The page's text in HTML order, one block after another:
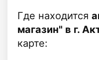
Где находится
магазин" в г.
карте: